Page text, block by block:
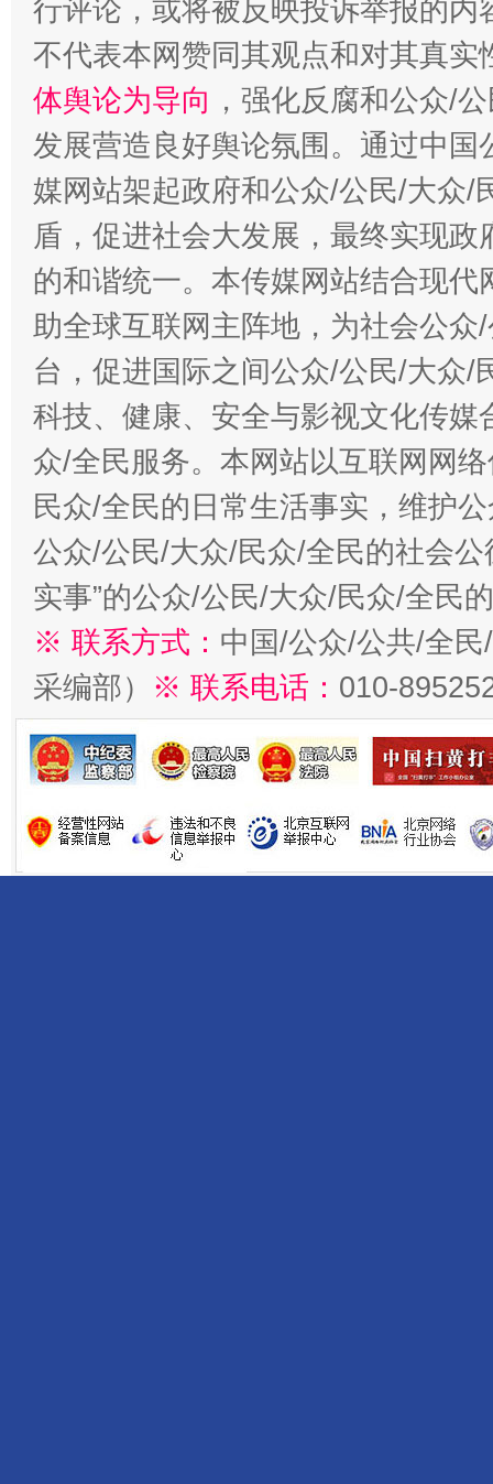
“蜀中异人”王建安的艺术幻境
行评论，或将被反映投诉举报的
不代表本网赞同其观点和对其真实
体舆论为导向 ，强化反腐和公众/
发展营造良好舆论氛围。通过中
媒网站架起政府和公众/公民/大众/
盾，促进社会大发展，最终实现
的和谐统一。本传媒网站结合现
助全球互联网主阵地，为社会公
台，促进国际之间公众/公民/大众/
科技、健康、安全与影视文化传
众/全民服务。本网站以互联网网
民众/全民的日常生活事实，维护
公众/公民/大众/民众/全民的社会公
实事”的公众/公民/大众/民众/全民
※ 联系方式： 中国/公众/公共/全
采编部） ※ 联系电话： 010-